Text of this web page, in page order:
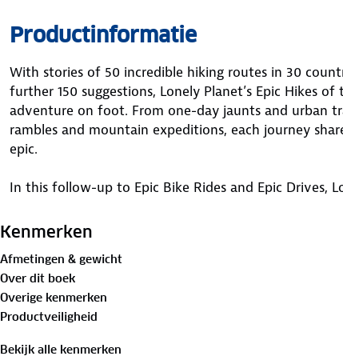
Productinformatie
With stories of 50 incredible hiking routes in 30
further 150 suggestions, Lonely Planet’s Epic Hikes
adventure on foot. From one-day jaunts and urban
rambles and mountain expeditions, each journey
epic.
In this follow-up to Epic Bike Rides and Epic Drives,
brought to life by a first-person account, beautiful
stay, what to pack and where to eat, as well as
other regions of the world.
Kenmerken
Afmetingen & gewicht
Over dit boek
Overige kenmerken
Productveiligheid
Bekijk alle kenmerken